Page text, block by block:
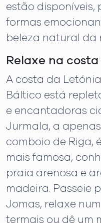
estão
formas
beleza natural da
Relaxe na
A costa da
Báltico está
e encantadoras
Jurmala, a
comboio de Riga,
mais famosa,
praia arenosa e
madeira. Passeie
Jomas, relaxe
termais ou dê um